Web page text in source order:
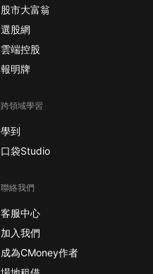
股市大富翁
選股網
雲端控股
報明牌
跨領域學習
學到
口袋Studio
聯絡我們
客服中心
加入我們
成為CMoney作者